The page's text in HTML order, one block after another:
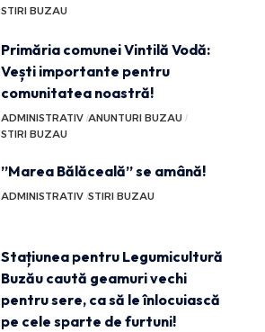
STIRI BUZAU
Primăria comunei Vintilă Vodă:
Vești importante pentru
comunitatea noastră!
ADMINISTRATIV ANUNTURI BUZAU
STIRI BUZAU
”Marea Bălăceală” se amână!
ADMINISTRATIV STIRI BUZAU
Stațiunea pentru Legumicultură
Buzău caută geamuri vechi
pentru sere, ca să le înlocuiască
pe cele sparte de furtuni!